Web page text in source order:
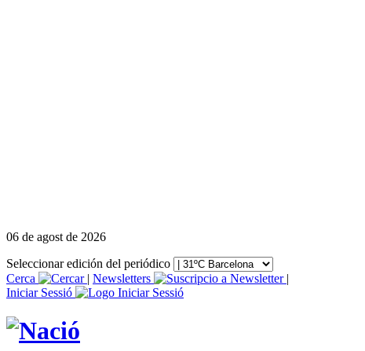
06 de agost de 2026
Seleccionar edición del periódico
Cerca
| Newsletters
|
Iniciar Sessió